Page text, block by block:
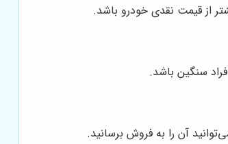
از قیمت نقدی خودرو باشد.
سنگین باشد.
آن را به فروش برسانید.